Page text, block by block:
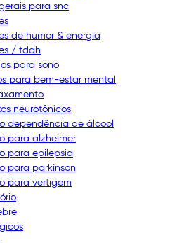
para snc
de humor & energia
/ tdah
para sono
para bem-estar mental
neurotônicos
dependência de álcool
para alzheimer
para epilepsia
para parkinson
para vertigem